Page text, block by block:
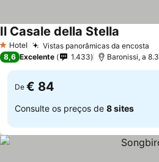
1 Estrelas
Hotel Vistas panorâmicas da encosta
Il Casale della Stella
8,6 Excelente 1.433 Baronissi, a
De € 84
Consulte os preços de 8 sites